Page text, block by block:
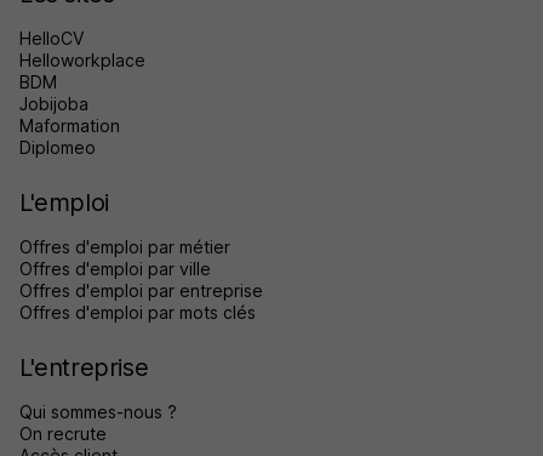
HelloCV
Helloworkplace
BDM
Jobijoba
Maformation
Diplomeo
L'emploi
Offres d'emploi par métier
Offres d'emploi par ville
Offres d'emploi par entreprise
Offres d'emploi par mots clés
L'entreprise
Qui sommes-nous ?
On recrute